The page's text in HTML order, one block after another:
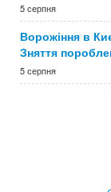
5 серпня
Ворожіння в
Зняття
5 серпня